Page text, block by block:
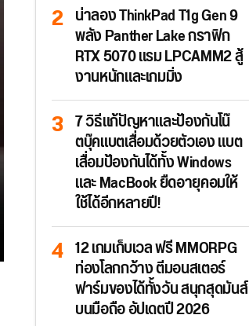
น่าลอง ThinkPad T1g Gen 9
พลัง Panther Lake กราฟิก
RTX 5070 แรม LPCAMM2 สู้
งานหนักและเกมมิ่ง
7 วิธีแก้ปัญหาและป้องกันโน๊
ตบุ๊คแบตเสื่อมด้วยตัวเอง แบต
เสื่อมป้องกันได้ทั้ง Windows
และ MacBook ยืดอายุคอมให้
ใช้ได้อีกหลายปี!
12 เกมเก็บเวล ฟรี MMORPG
ท่องโลกกว้าง ตีมอนสเตอร์
ฟาร์มของได้ทั้งวัน สนุกสุดมันส์
บนมือถือ อัปเดตปี 2026